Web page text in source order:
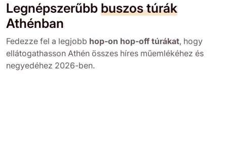
Legnépszerűbb buszos túrák
Athénban
Fedezze fel a legjobb hop-on hop-off túrákat, hogy
ellátogathasson Athén összes híres műemlékéhez és
negyedéhez 2026-ben.